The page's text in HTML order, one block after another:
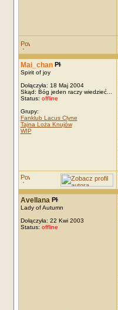
Mai_chan
Spirit of joy
Dołączyła: 18 Maj 2004
Skąd: Bóg jeden raczy wiedzieć...
Status: offline
Grupy:
Fanklub Lacus Clyne
Tajna Loża Knujów
WIP
Avellana
Lady of Autumn
Dołączyła: 22 Kwi 2003
Status: offline